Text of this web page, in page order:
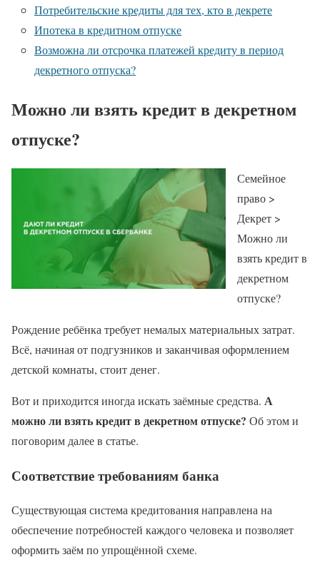
Потребительские кредиты для тех, кто в декрете
Ипотека в кредитном отпуске
Возможна ли отсрочка платежей кредиту в период
декретного отпуска?
Можно ли взять кредит в декретном
отпуске?
Семейное
право >
Декрет >
Можно ли
взять кредит в
декретном
отпуске?
Рождение ребёнка требует немалых материальных затрат.
Всё, начиная от подгузников и заканчивая оформлением
детской комнаты, стоит денег.
Вот и приходится иногда искать заёмные средства. А
можно ли взять кредит в декретном отпуске? Об этом и
поговорим далее в статье.
Соответствие требованиям банка
Существующая система кредитования направлена на
обеспечение потребностей каждого человека и позволяет
оформить заём по упрощённой схеме.